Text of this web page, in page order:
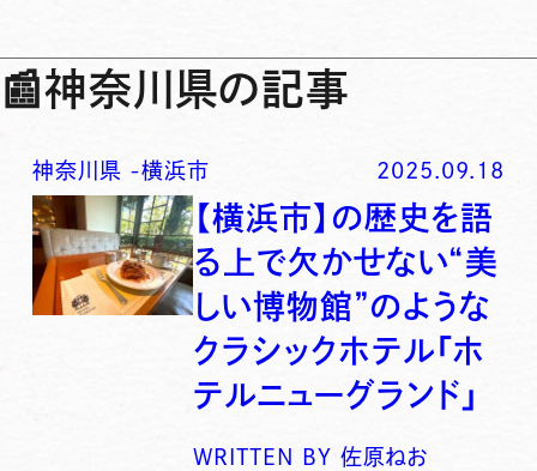
📰神奈川県の記事
神奈川県 -横浜市 2025.09.18
【横浜市】の歴史を語
る上で欠かせない“美
しい博物館”のような
クラシックホテル「ホ
テルニューグランド」
WRITTEN BY 佐原ねお